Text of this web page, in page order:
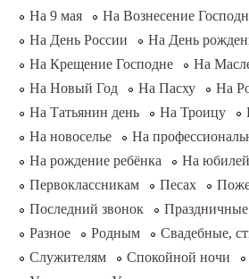
На 9 мая
На Вознесение
На День России
На День
На Крещение Господне
На
На Новый Год
На Пасху
На
На Татьянин день
На Троицу
На новоселье
На
На рождение ребёнка
На юбилей
Первоклассникам
Песах
Последний звонок
Разное
Родным
Свадебные,
Служителям
Спокойной ночи